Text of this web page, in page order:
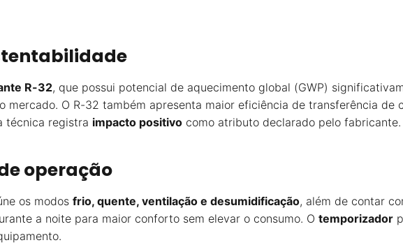
R-32, que possui potencial de aquecimento global (GWP)
mercado. O R-32 também apresenta maior eficiência de transferência de
técnica registra impacto positivo como atributo declarado pelo fabricante.
operação
os modos frio, quente, ventilação e desumidificação, além de contar
a noite para maior conforto sem elevar o consumo. O temporizador